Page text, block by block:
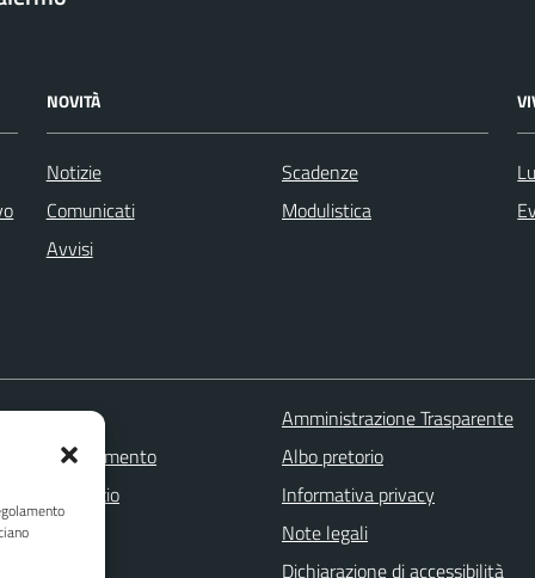
NOVITÀ
Notizie
Comunicati
Avvisi
Scadenze
Modulistica
appuntamento
disservizio
Amministrazione Trasparente
Albo pretorio
Informativa privacy
Note legali
Dichiarazione di accessibilità